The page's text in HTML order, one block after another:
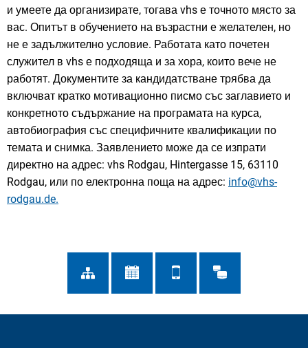
и умеете да организирате, тогава vhs е точното място за
вас. Опитът в обучението на възрастни е желателен, но
не е задължително условие. Работата като почетен
служител в vhs е подходяща и за хора, които вече не
работят. Документите за кандидатстване трябва да
включват кратко мотивационно писмо със заглавието и
конкретното съдържание на програмата на курса,
автобиография със специфичните квалификации по
темата и снимка. Заявлението може да се изпрати
директно на адрес: vhs Rodgau, Hintergasse 15, 63110
Rodgau, или по електронна поща на адрес: info@vhs-
rodgau.de.